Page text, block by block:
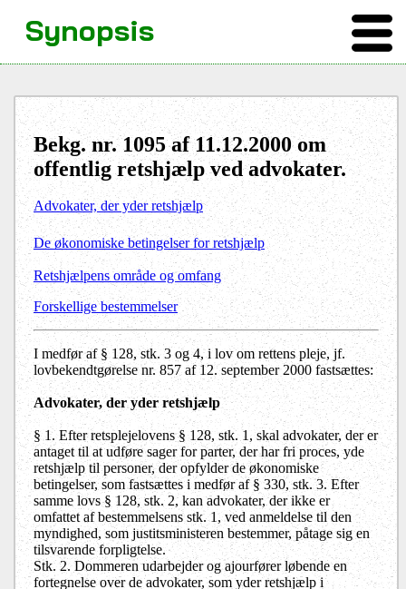
Bekg. nr. 1095 af 11.12.2000 om
offentlig retshjælp ved advokater.
Advokater, der yder retshjælp
De økonomiske betingelser for retshjælp
Retshjælpens område og omfang
Forskellige bestemmelser
I medfør af § 128, stk. 3 og 4, i lov om rettens pleje, jf.
lovbekendtgørelse nr. 857 af 12. september 2000 fastsættes:
Advokater, der yder retshjælp
§ 1. Efter retsplejelovens § 128, stk. 1, skal advokater, der er
antaget til at udføre sager for parter, der har fri proces, yde
retshjælp til personer, der opfylder de økonomiske
betingelser, som fastsættes i medfør af § 330, stk. 3. Efter
samme lovs § 128, stk. 2, kan advokater, der ikke er
omfattet af bestemmelsens stk. 1, ved anmeldelse til den
myndighed, som justitsministeren bestemmer, påtage sig en
tilsvarende forpligtelse.
Stk. 2. Dommeren udarbejder og ajourfører løbende en
fortegnelse over de advokater, som yder retshjælp i
Synopsis